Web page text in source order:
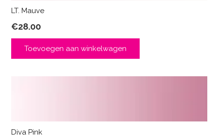
LT. Mauve
€28.00
Toevoegen aan winkelwagen
Diva Pink